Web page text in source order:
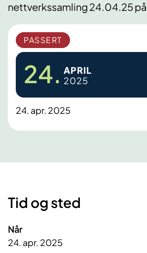
nettverkssamling 24.04.25
PASSERT
24. APRIL
2025
24. apr. 2025
Tid og sted
Når
24. apr. 2025